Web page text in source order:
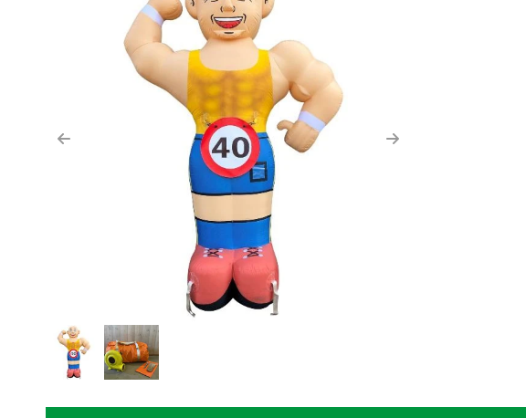
Previous Next